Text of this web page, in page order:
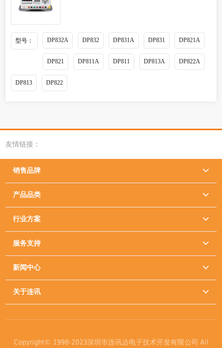
型号： DP832A DP832 DP831A DP831 DP821A
DP821 DP811A DP811 DP813A DP822A
DP813 DP822
友情链接：
销售品牌 
产品品类 
行业方案 
服务支持 
新闻中心 
关于连讯 
Copyright© 1998-2023深圳市连讯达电子技术开发有限公司 All